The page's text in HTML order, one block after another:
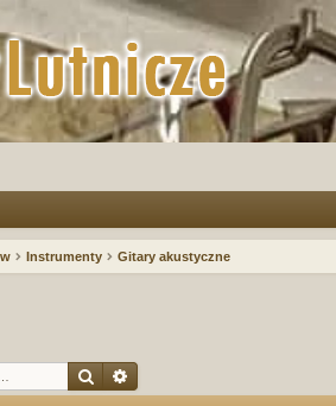
Instrumenty Gitary akustyczne
Szukaj